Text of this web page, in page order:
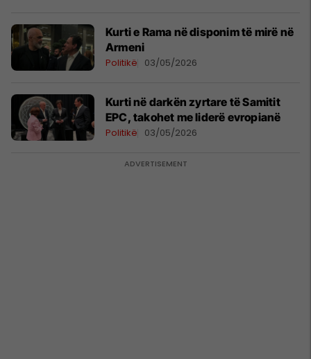
Kurti e Rama në disponim të mirë në
Armeni
Politikë 03/05/2026
Kurti në darkën zyrtare të Samitit
EPC, takohet me liderë evropianë
Politikë 03/05/2026